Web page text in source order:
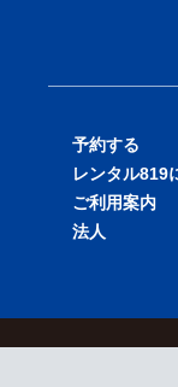
予約する
バイクを探す
店舗を探す
レンタル819
料金表
ご利用案内
法人